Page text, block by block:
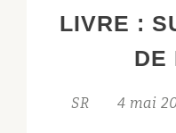
LIVRE :
DE
SR 4 mai